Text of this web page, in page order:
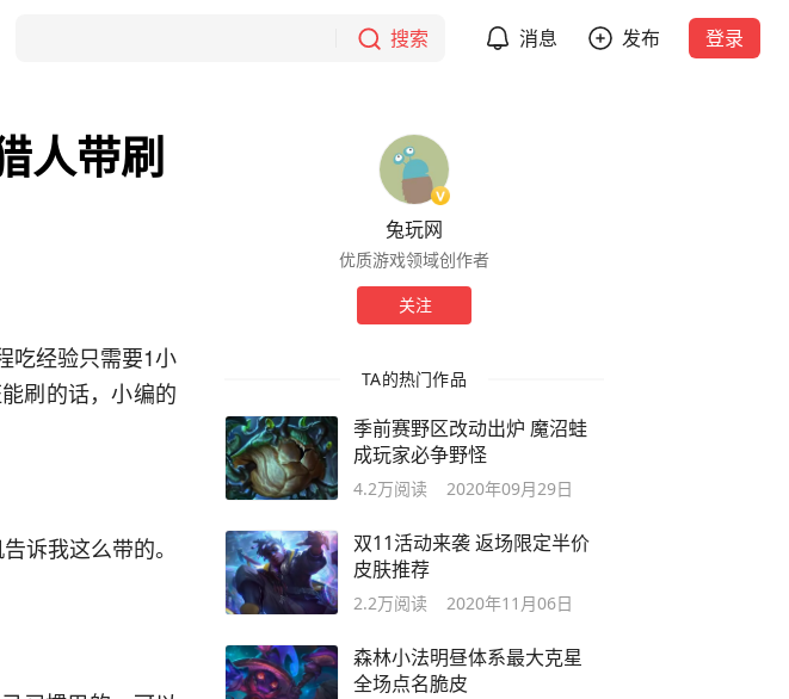
搜索 消息 发布 登录
人带刷
吃经验只需要1小
刷的话，小编的
诉我这么带的。
兔玩网
优质游戏领域创作者
关注
TA的热门作品
季前赛野区改动出炉 魔沼蛙
成玩家必争野怪
4.2万阅读 2020年09月29日
双11活动来袭 返场限定半价
皮肤推荐
2.2万阅读 2020年11月06日
森林小法明昼体系最大克星
全场点名脆皮